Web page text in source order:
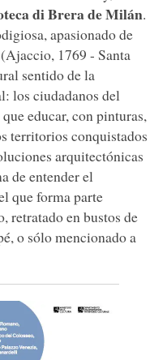
di Brera de Milán.
apasionado de
1769 - Santa
sentido de la
los ciudadanos del
educar, con pinturas,
territorios conquistados
arquitectónicas
de entender el
que forma parte
retratado en bustos de
o sólo mencionado a